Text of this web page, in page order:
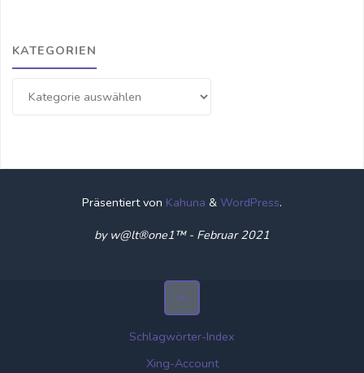
KATEGORIEN
Präsentiert von Kahuna & WordPress.
by w@lt®one1™ - Februar 2021
Schlagwörter-Index
Xing-Account